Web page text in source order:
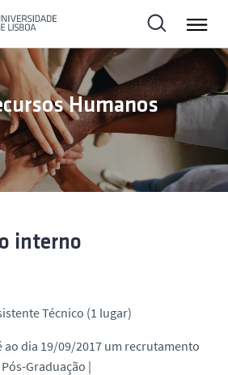
Humanos
interno
Técnico (1 lugar)
ao dia 19/09/2017 um recrutamento
Graduação |